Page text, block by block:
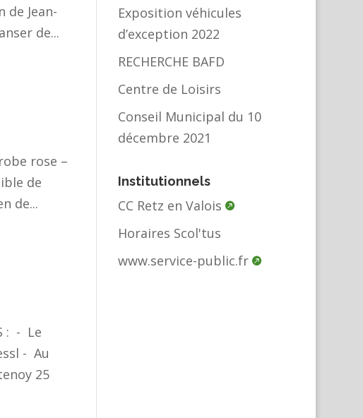
de Jean-
de...
rose –
de
de...
: - Le
- Au
25
Exposition véhicules
d’exception 2022
RECHERCHE BAFD
Centre de Loisirs
Conseil Municipal du 10
décembre 2021
Institutionnels
CC Retz en Valois
Horaires Scol'tus
www.service-public.fr